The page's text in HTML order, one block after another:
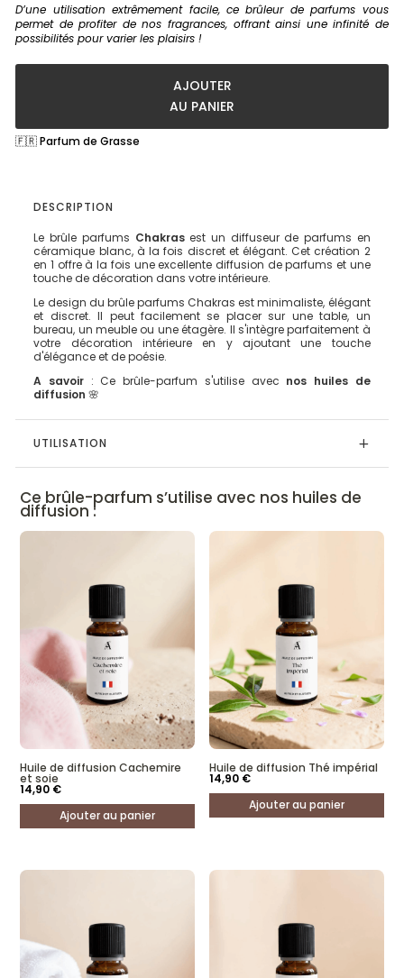
D’une utilisation extrêmement facile, ce brûleur de parfums vous
permet de profiter de nos fragrances, offrant ainsi une infinité de
possibilités pour varier les plaisirs !
AJOUTER
AU PANIER
🇫🇷 Parfum de Grasse
DESCRIPTION
Le brûle parfums Chakrasest un diffuseur de parfums en
céramique blanc, à la fois discret et élégant. Cet création 2
en 1 offre à la fois une excellente diffusion de parfums et une
touche de décoration dans votre intérieure.
Le design du brûle parfums Chakras est minimaliste, élégant
et discret. Il peut facilement se placer sur une table, un
bureau, un meuble ou une étagère. Il s'intègre parfaitement à
votre décoration intérieure en y ajoutant une touche
d'élégance et de poésie.
A savoir : Ce brûle-parfum s'utilise avec nos huiles de
diffusion 🌸
UTILISATION
Ce brûle-parfum s’utilise avec nos huiles de
diffusion :
Huile de diffusion Cachemire
et soie
14,90 €
Ajouter au panier
Huile de diffusion Thé impérial
14,90 €
Ajouter au panier